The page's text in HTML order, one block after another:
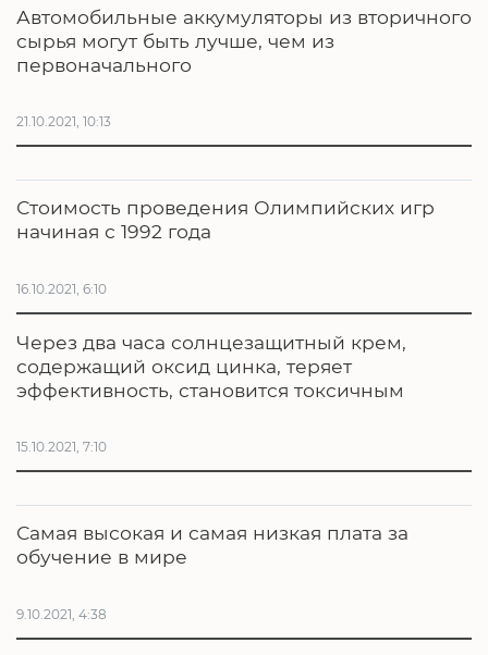
Автомобильные аккумуляторы из вторичного
сырья могут быть лучше, чем из
первоначального
21.10.2021, 10:13
Стоимость проведения Олимпийских игр
начиная с 1992 года
16.10.2021, 6:10
Через два часа солнцезащитный крем,
содержащий оксид цинка, теряет
эффективность, становится токсичным
15.10.2021, 7:10
Самая высокая и самая низкая плата за
обучение в мире
9.10.2021, 4:38